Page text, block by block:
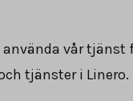
använda vår tjänst
tjänster i Linero.